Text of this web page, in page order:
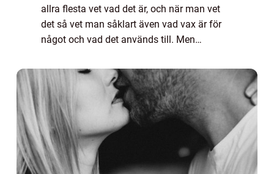
allra flesta vet vad det är, och när man vet
det så vet man såklart även vad vax är för
något och vad det används till. Men